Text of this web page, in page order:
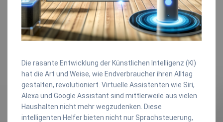
Die rasante Entwicklung der Künstlichen Intelligenz (KI)
hat die Art und Weise, wie Endverbraucher ihren Alltag
gestalten, revolutioniert. Virtuelle Assistenten wie Siri,
Alexa und Google Assistant sind mittlerweile aus vielen
Haushalten nicht mehr wegzudenken. Diese
intelligenten Helfer bieten nicht nur Sprachsteuerung,